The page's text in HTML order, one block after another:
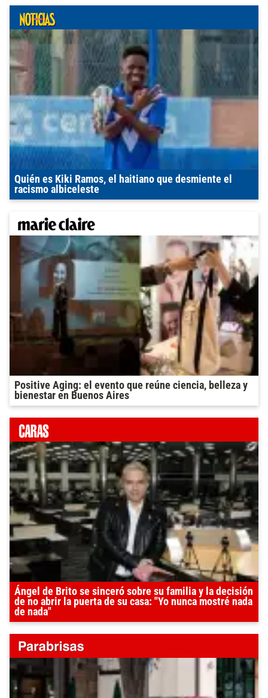
Quién es Kiki Ramos, el haitiano que desmiente el
racismo albiceleste
Positive Aging: el evento que reúne ciencia, belleza y
bienestar en Buenos Aires
Ángel de Brito se sinceró sobre su familia y la decisión
de no abrir la puerta de su casa: "Yo nunca mostré nada
de nada"